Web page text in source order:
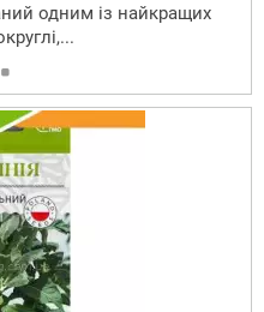
одним із найкращих